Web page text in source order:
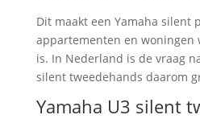
Dit maakt een Yamaha silent
appartementen en woningen
is. In Nederland is de vraag
silent tweedehands daarom
Yamaha U3 silent